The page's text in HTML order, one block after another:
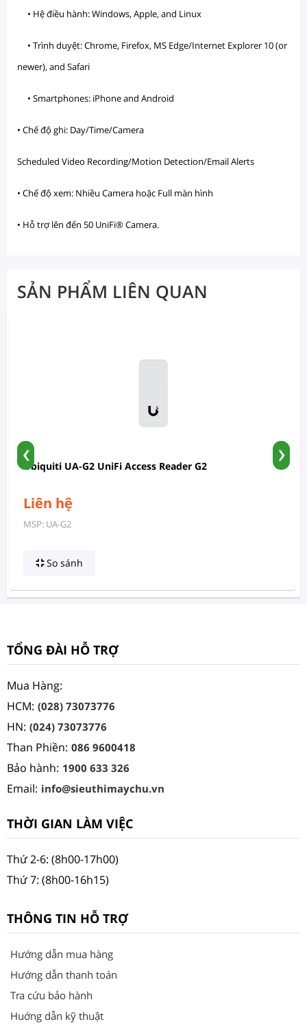
• Hệ điều hành: Windows, Apple, and Linux
• Trình duyệt: Chrome, Firefox, MS Edge/Internet Explorer 10 (or
newer), and Safari
• Smartphones: iPhone and Android
• Chế độ ghi: Day/Time/Camera
Scheduled Video Recording/Motion Detection/Email Alerts
• Chế độ xem: Nhiều Camera hoặc Full màn hình
• Hỗ trợ lên đến 50 UniFi® Camera.
SẢN PHẨM LIÊN QUAN
Ubiquiti UA-G2 UniFi Access Reader G2
Liên hệ
MSP: UA-G2
So sánh
‹ ›
TỔNG ĐÀI HỖ TRỢ
Mua Hàng:
HCM: (028) 73073776
HN: (024) 73073776
Than Phiền: 086 9600418
Bảo hành: 1900 633 326
Email: info@sieuthimaychu.vn
THỜI GIAN LÀM VIỆC
Thứ 2-6: (8h00-17h00)
Thứ 7: (8h00-16h15)
THÔNG TIN HỖ TRỢ
Hướng dẫn mua hàng
Hướng dẫn thanh toán
Tra cứu bảo hành
Huớng dẫn kỹ thuật